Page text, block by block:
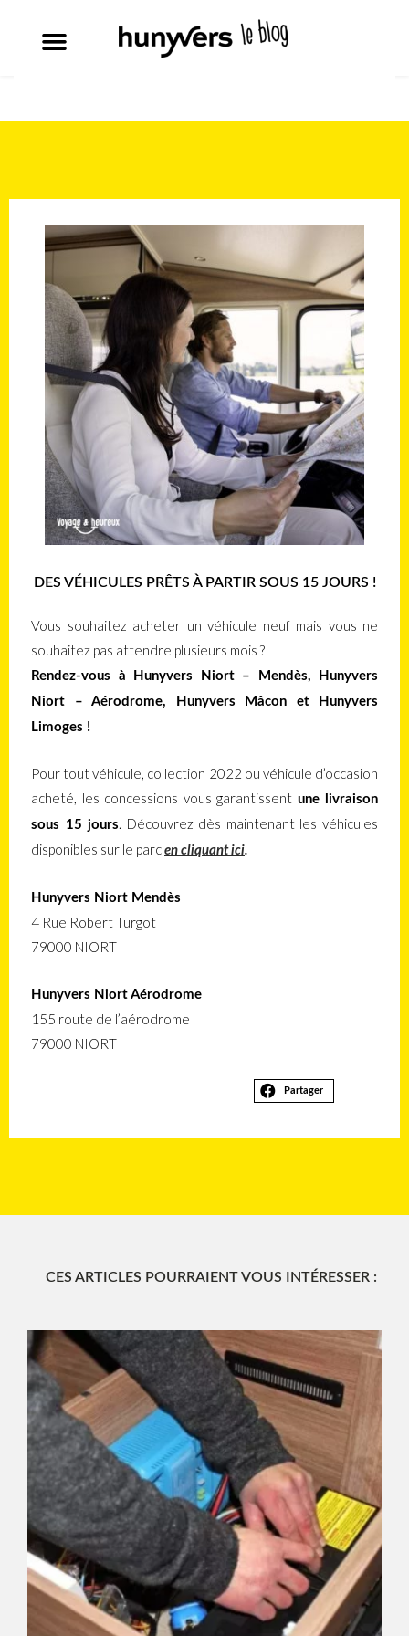
DES VÉHICULES PRÊTS À PARTIR SOUS 15 JOURS !
Vous souhaitez acheter un véhicule neuf mais vous ne
souhaitez pas attendre plusieurs mois ?
Rendez-vous à Hunyvers Niort – Mendès, Hunyvers
Niort – Aérodrome, Hunyvers Mâcon et Hunyvers
Limoges !
Pour tout véhicule, collection 2022 ou véhicule d’occasion
acheté, les concessions vous garantissent une livraison
sous 15 jours. Découvrez dès maintenant les véhicules
disponibles sur le parc en cliquant ici.
Hunyvers Niort Mendès
4 Rue Robert Turgot
79000 NIORT
Hunyvers Niort Aérodrome
155 route de l’aérodrome
79000 NIORT
Partager
CES ARTICLES POURRAIENT VOUS INTÉRESSER :